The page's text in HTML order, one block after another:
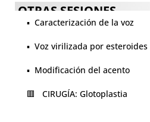
OTRAS SESIONES
▪️ Caracterización de la voz
▪️ Voz virilizada por esteroides
▪️ Modificación del acento
🟥 CIRUGÍA: Glotoplastia